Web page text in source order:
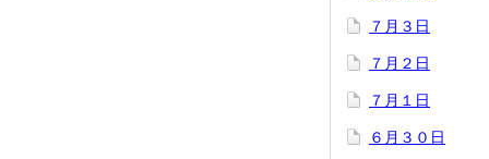
７月３日
７月２日
７月１日
６月３０日